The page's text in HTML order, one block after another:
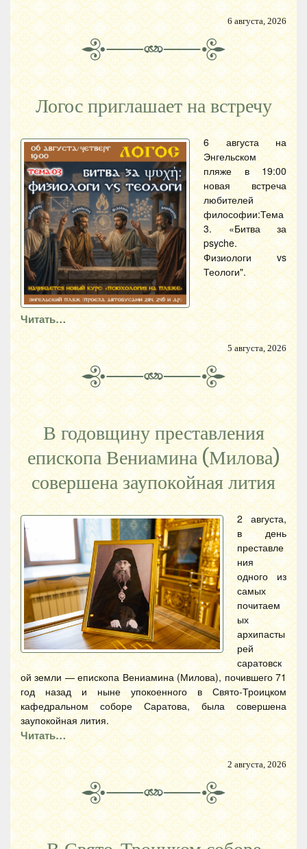
6 августа, 2026
Логос приглашает на встречу
6 августа на
Энгельском
пляже в 19:00
новая встреча
любителей
философии:Тема
3. «Битва за
psyche.
Физиологи vs
Теологи".
Читать…
5 августа, 2026
В годовщину преставления
епископа Вениамина (Милова)
совершена заупокойная лития
2 августа,
в день
преставле
ния
одного из
самых
почитаем
ых
архипасты
рей
саратовск
ой земли — епископа Вениамина (Милова), почившего 71
год назад и ныне упокоенного в Свято-Троицком
кафедральном соборе Саратова, была совершена
заупокойная лития.
Читать…
2 августа, 2026